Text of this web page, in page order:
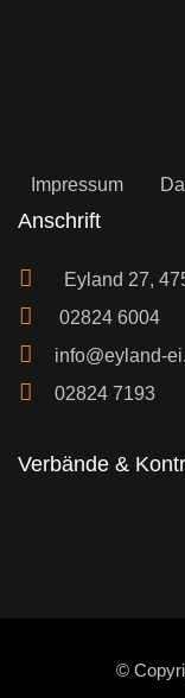
Impressum
Anschrift
Eyland 27,
02824 6004
info@eyland-
02824 7193
Verbände &
©